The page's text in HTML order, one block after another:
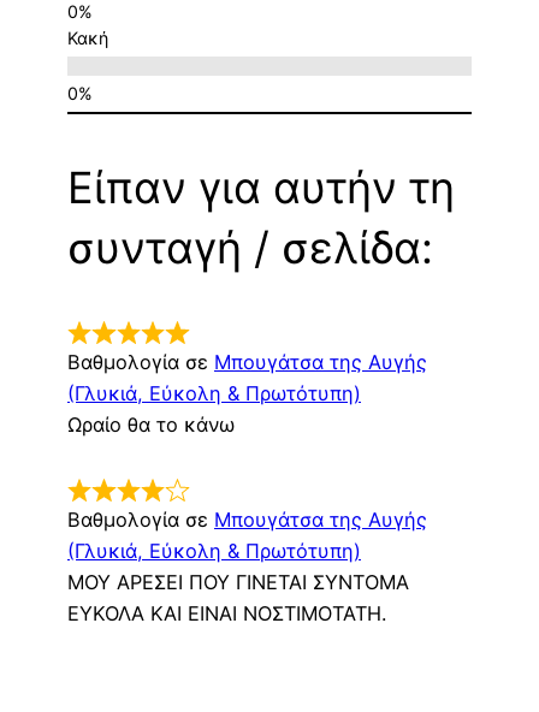
Κακή
Είπαν για αυτήν τη
συνταγή / σελίδα:
Βαθμολογία σε Μπουγάτσα της Αυγής
(Γλυκιά, Εύκολη & Πρωτότυπη)
Ωραίο θα το κάνω
Βαθμολογία σε Μπουγάτσα της Αυγής
(Γλυκιά, Εύκολη & Πρωτότυπη)
ΜΟΥ ΑΡΕΣΕΙ ΠΟΥ ΓΙΝΕΤΑΙ ΣΥΝΤΟΜΑ
ΕΥΚΟΛΑ ΚΑΙ ΕΙΝΑΙ ΝΟΣΤΙΜΟΤΑΤΗ.